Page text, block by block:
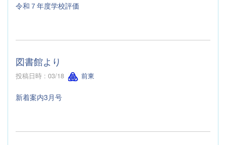
令和７年度学校評価
図書館より
投稿日時 : 03/18 前東
新着案内3月号